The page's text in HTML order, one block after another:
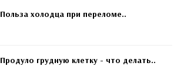
Польза холодца при переломе..
Продуло грудную клетку - что делать..